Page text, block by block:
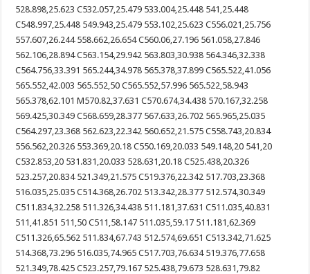
528.898,25.623 C532.057,25.479 533.004,25.448 541,25.448
C548.997,25.448 549.943,25.479 553.102,25.623 C556.021,25.756
557.607,26.244 558.662,26.654 C560.06,27.196 561.058,27.846
562.106,28.894 C563.154,29.942 563.803,30.938 564.346,32.338
C564.756,33.391 565.244,34.978 565.378,37.899 C565.522,41.056
565.552,42.003 565.552,50 C565.552,57.996 565.522,58.943
565.378,62.101 M570.82,37.631 C570.674,34.438 570.167,32.258
569.425,30.349 C568.659,28.377 567.633,26.702 565.965,25.035
C564.297,23.368 562.623,22.342 560.652,21.575 C558.743,20.834
556.562,20.326 553.369,20.18 C550.169,20.033 549.148,20 541,20
C532.853,20 531.831,20.033 528.631,20.18 C525.438,20.326
523.257,20.834 521.349,21.575 C519.376,22.342 517.703,23.368
516.035,25.035 C514.368,26.702 513.342,28.377 512.574,30.349
C511.834,32.258 511.326,34.438 511.181,37.631 C511.035,40.831
511,41.851 511,50 C511,58.147 511.035,59.17 511.181,62.369
C511.326,65.562 511.834,67.743 512.574,69.651 C513.342,71.625
514.368,73.296 516.035,74.965 C517.703,76.634 519.376,77.658
521.349,78.425 C523.257,79.167 525.438,79.673 528.631,79.82